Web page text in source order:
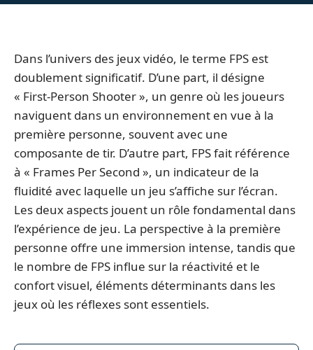
Dans l’univers des jeux vidéo, le terme FPS est
doublement significatif. D’une part, il désigne
« First-Person Shooter », un genre où les joueurs
naviguent dans un environnement en vue à la
première personne, souvent avec une
composante de tir. D’autre part, FPS fait référence
à « Frames Per Second », un indicateur de la
fluidité avec laquelle un jeu s’affiche sur l’écran.
Les deux aspects jouent un rôle fondamental dans
l’expérience de jeu. La perspective à la première
personne offre une immersion intense, tandis que
le nombre de FPS influe sur la réactivité et le
confort visuel, éléments déterminants dans les
jeux où les réflexes sont essentiels.